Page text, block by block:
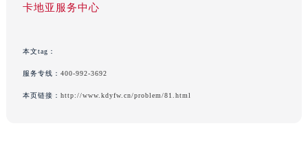
卡地亚服务中心
本文tag：
服务专线： 400-992-3692
本页链接： http://www.kdyfw.cn/problem/81.html